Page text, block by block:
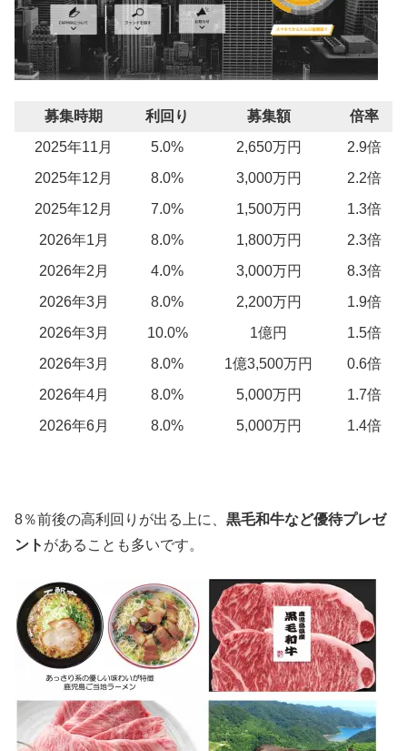
募集時期 利回り 募集額
倍率
2025年11月
5.0% 2,650万円
2.9倍
2025年12月
8.0% 3,000万円
2.2倍
2025年12月
7.0% 1,500万円
1.3倍
2026年1月
8.0% 1,800万円
2.3倍
2026年2月
4.0% 3,000万円
8.3倍
2026年3月
8.0% 2,200万円
1.9倍
2026年3月
10.0% 1億円
1.5倍
2026年3月
8.0% 1億3,500万円
0.6倍
2026年4月
8.0% 5,000万円
1.7倍
2026年6月
8.0% 5,000万円 1.4倍
8％前後の高利回りが出る上に、 黒毛和牛など優待プレゼ
ント があることも多いです。